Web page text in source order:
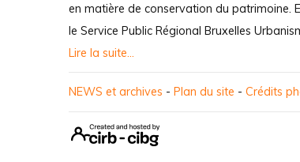
en matière de conservation du patrimoine.
le Service Public Régional Bruxelles
Lire la suite...
NEWS et archives - Plan du site - Crédits